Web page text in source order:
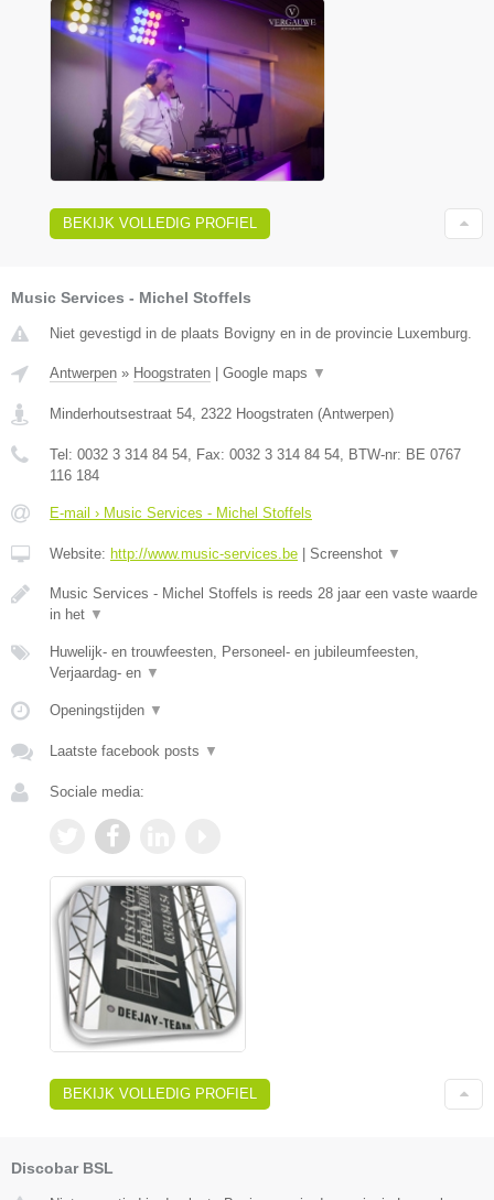
BEKIJK VOLLEDIG PROFIEL
Music Services - Michel Stoffels
Niet gevestigd in de plaats Bovigny en in de provincie Luxemburg.
Antwerpen » Hoogstraten Google maps ▼
Minderhoutsestraat 54 2322 Hoogstraten (Antwerpen)
Tel: 0032 3 314 84 54 , Fax: 0032 3 314 84 54 , BTW-nr: BE 0767
116 184
E-mail › Music Services - Michel Stoffels
Website: http://www.music-services.be Screenshot ▼
Music Services - Michel Stoffels is reeds 28 jaar een vaste waarde
in het ▼
Huwelijk- en trouwfeesten, Personeel- en jubileumfeesten,
Verjaardag- en ▼
Openingstijden ▼
Laatste facebook posts ▼
Sociale media:
BEKIJK VOLLEDIG PROFIEL
Discobar BSL